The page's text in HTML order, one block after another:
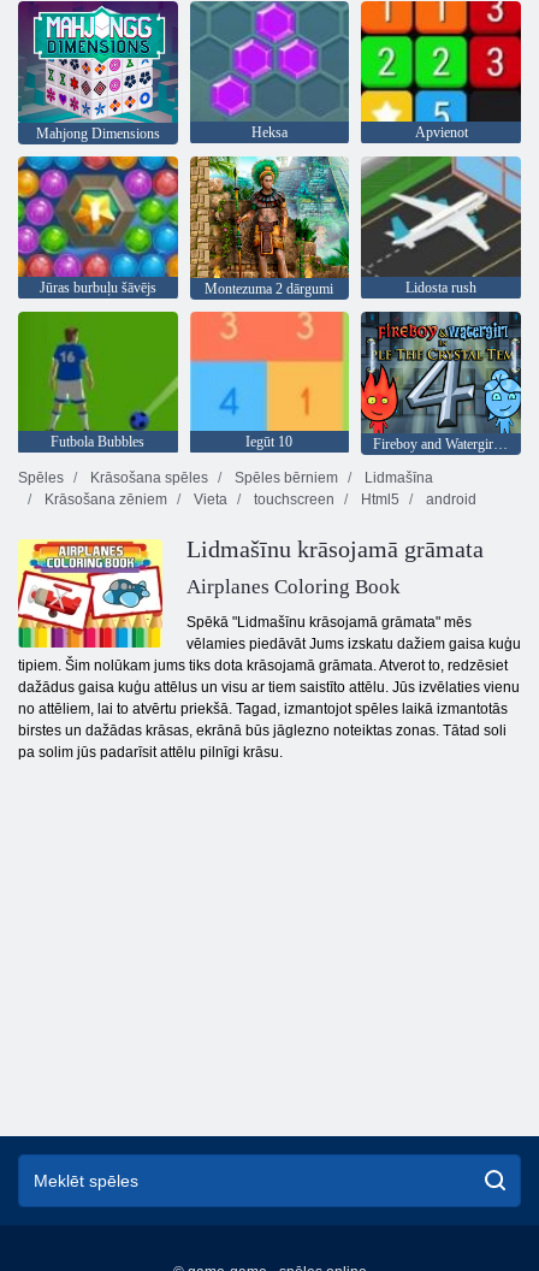
Mahjong Dimensions Heksa Apvienot
Jūras burbuļu šāvējs Montezuma 2 dārgumi Lidosta rush
Futbola Bubbles Iegūt 10
Spēles
Krāsošana spēles Spēles bērniem
Lidmašīna
Krāsošana zēniem
Vieta touchscreen Html5 android
Lidmašīnu krāsojamā grāmata
Airplanes Coloring Book
Spēkā "Lidmašīnu krāsojamā grāmata" mēs
vēlamies piedāvāt Jums izskatu dažiem gaisa kuģu
tipiem. Šim nolūkam jums tiks dota krāsojamā grāmata. Atverot to, redzēsiet
dažādus gaisa kuģu attēlus un visu ar tiem saistīto attēlu. Jūs izvēlaties vienu
no attēliem, lai to atvērtu priekšā. Tagad, izmantojot spēles laikā izmantotās
birstes un dažādas krāsas, ekrānā būs jāglezno noteiktas zonas. Tātad soli
pa solim jūs padarīsit attēlu pilnīgi krāsu.